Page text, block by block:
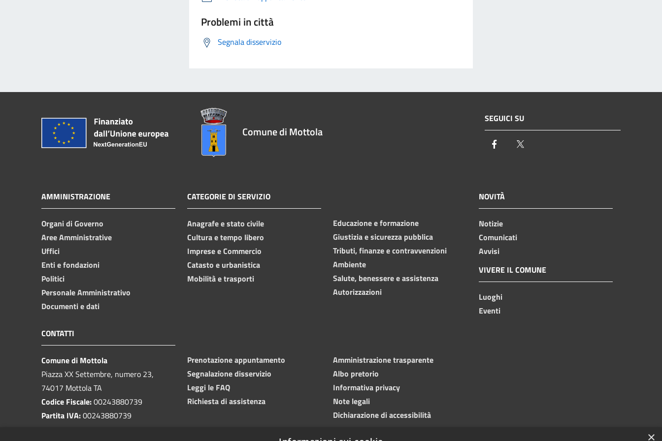
Problemi in città
Segnala disservizio
Comune di Mottola
SEGUICI SU
Facebook
AMMINISTRAZIONE
Organi di Governo
Aree Amministrative
Uffici
Enti e fondazioni
Politici
Personale Amministrativo
Documenti e dati
CATEGORIE DI SERVIZIO
Anagrafe e stato civile
Cultura e tempo libero
Imprese e Commercio
Catasto e urbanistica
Mobilità e trasporti
Educazione e formazione
Giustizia e sicurezza pubblica
Tributi, finanze e contravvenzioni
Ambiente
Salute, benessere e assistenza
Autorizzazioni
NOVITÀ
Notizie
Comunicati
Avvisi
VIVERE IL COMUNE
Luoghi
Eventi
CONTATTI
Comune di Mottola
Piazza XX Settembre, numero 23,
74017 Mottola TA
Codice Fiscale:00243880739
Partita IVA:00243880739
Prenotazione appuntamento
Segnalazione disservizio
Leggi le FAQ
Richiesta di assistenza
Amministrazione trasparente
Albo pretorio
Informativa privacy
Note legali
Dichiarazione di accessibilità
×